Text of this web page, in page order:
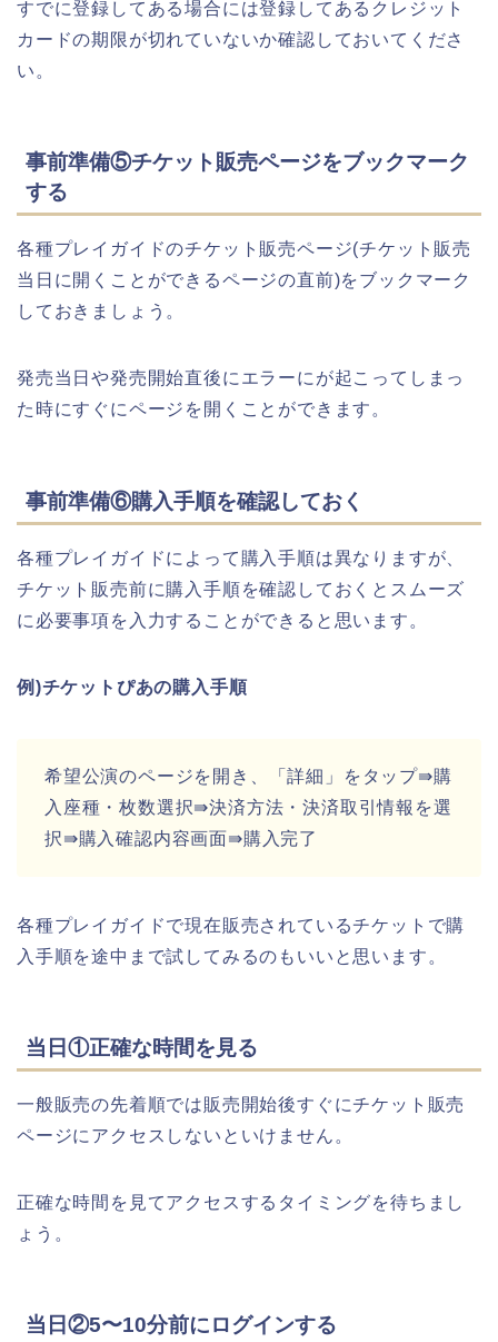
すでに登録してある場合には登録してあるクレジット
カードの期限が切れていないか確認しておいてくださ
い。
事前準備⑤チケット販売ページをブックマーク
する
各種プレイガイドのチケット販売ページ(チケット販売
当日に開くことができるページの直前)をブックマーク
しておきましょう。
発売当日や発売開始直後にエラーにが起こってしまっ
た時にすぐにページを開くことができます。
事前準備⑥購入手順を確認しておく
各種プレイガイドによって購入手順は異なりますが、
チケット販売前に購入手順を確認しておくとスムーズ
に必要事項を入力することができると思います。
例)チケットぴあの購入手順
希望公演のページを開き、「詳細」をタップ⇛購
入座種・枚数選択⇛決済方法・決済取引情報を選
択⇛購入確認内容画面⇛購入完了
各種プレイガイドで現在販売されているチケットで購
入手順を途中まで試してみるのもいいと思います。
当日①正確な時間を見る
一般販売の先着順では販売開始後すぐにチケット販売
ページにアクセスしないといけません。
正確な時間を見てアクセスするタイミングを待ちまし
ょう。
当日②5〜10分前にログインする